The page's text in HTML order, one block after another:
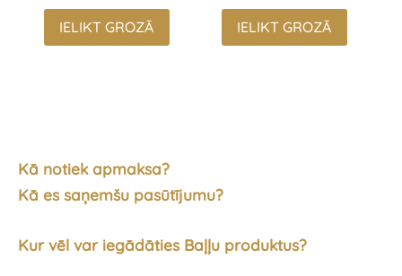
Kā notiek apmaksa?
Kā es saņemšu pasūtījumu?
Kur vēl var iegādāties Baļļu produktus?
IELIKT GROZĀ IELIKT GROZĀ